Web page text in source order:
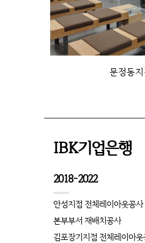
문정동
IBK기업은행
2018-2022
안성지점 전체레이아웃공사
본부부서 재배치공사
김포장기지점 전체레이아